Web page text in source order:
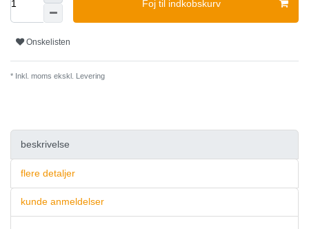
Foj til indkobskurv
Onskelisten
* Inkl. moms ekskl. Levering
beskrivelse
flere detaljer
kunde anmeldelser